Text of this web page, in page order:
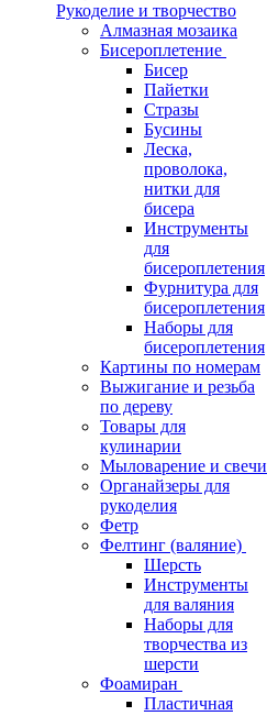
Рукоделие и творчество
Алмазная мозаика
Бисероплетение
Бисер
Пайетки
Стразы
Бусины
Леска,
проволока,
нитки для
бисера
Инструменты
для
бисероплетения
Фурнитура для
бисероплетения
Наборы для
бисероплетения
Картины по номерам
Выжигание и резьба
по дереву
Товары для
кулинарии
Мыловарение и свечи
Органайзеры для
рукоделия
Фетр
Фелтинг (валяние)
Шерсть
Инструменты
для валяния
Наборы для
творчества из
шерсти
Фоамиран
Пластичная